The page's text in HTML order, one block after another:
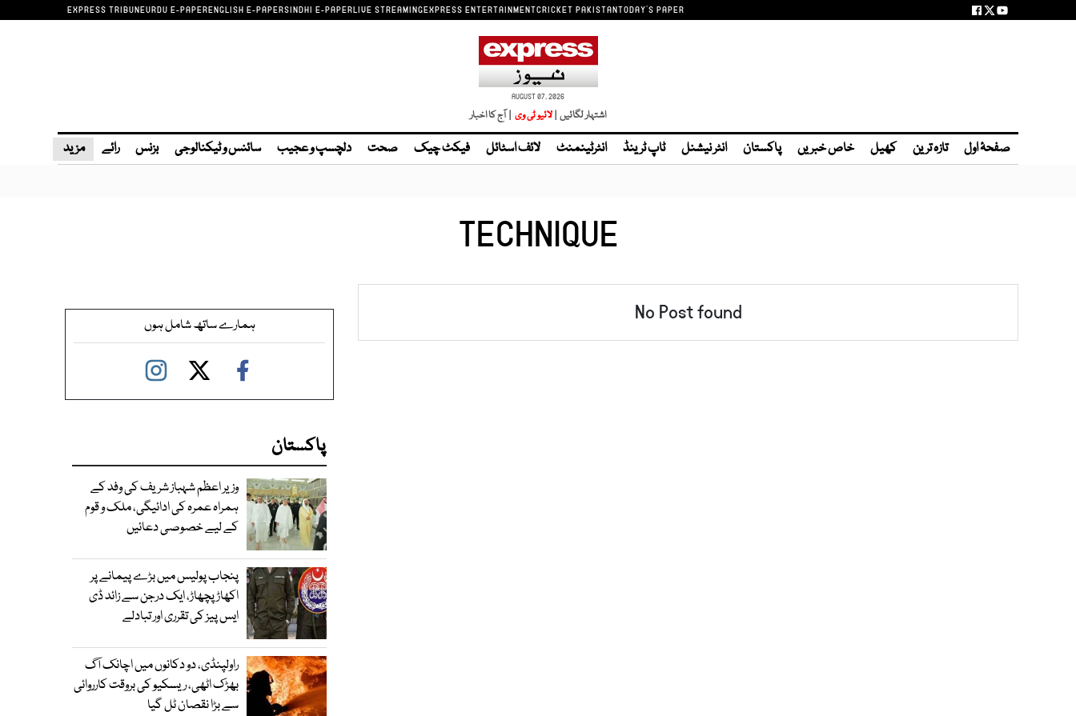
EXPRESS TRIBUNEURDU E-PAPERENGLISH E-PAPERSINDHI E-PAPERLIVE STREAMINGEXPRESS ENTERTAINMENTCRICKET PAKISTANTODAY'S PAPER
AUGUST 07, 2026
اشتہار لگائیں | | آج کا اخبار
صفحۂ اول تازہ ترین کھیل خاص خبریں پاکستان انٹر نیشنل ٹاپ ٹرینڈ انٹرٹینمنٹ لائف اسٹائل فیکٹ چیک صحت دلچسپ و عجیب سائنس و ٹیکنالوجی بزنس رائے مزید
TECHNIQUE
No Post found ہمارے ساتھ شامل ہوں
پاکستان
وزیر اعظم شہباز شریف کی وفد کے
ہمراہ عمرہ کی ادائیگی، ملک و قوم
کے لیے خصوصی دعائیں
پنجاب پولیس میں بڑے پیمانے پر
اکھاڑ پچھاڑ، ایک درجن سے زائد ڈی
ایس پیز کی تقرری اور تبادلے
راولپنڈی، دو دکانوں میں اچانک آگ
بھڑک اٹھی، ریسکیو کی بروقت کارروائی
سے بڑا نقصان ٹل گیا